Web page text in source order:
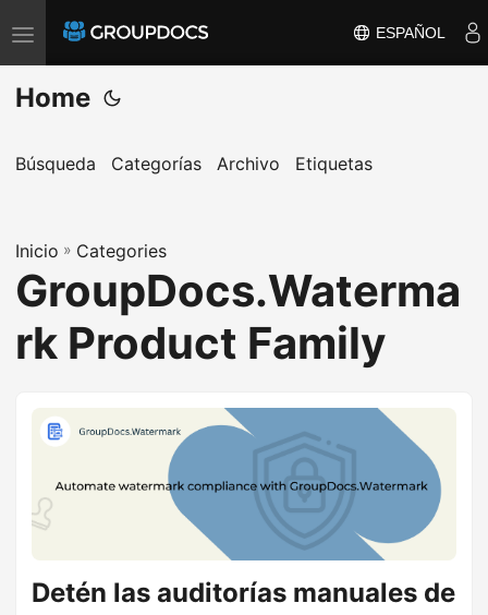
T
o
g
l
a
v
i
g
ESPAÑOL
Home
Búsqueda Categorías Archivo Etiquetas
Inicio » Categories
GroupDocs.Waterma
rk Product Family
Detén las auditorías manuales de